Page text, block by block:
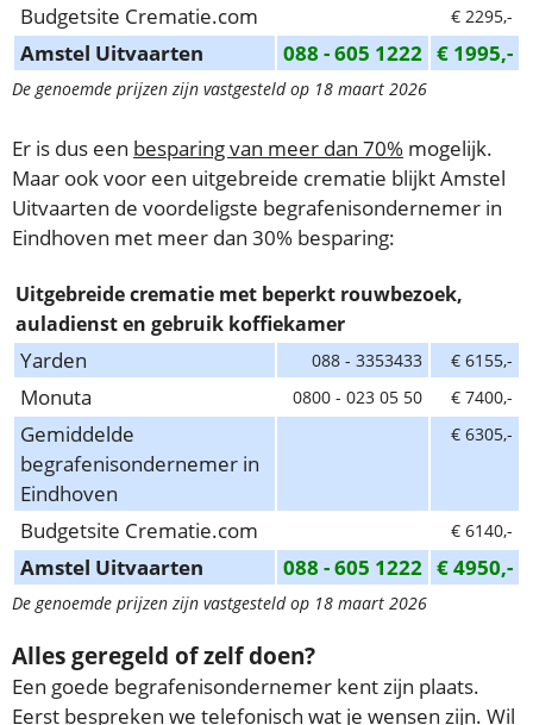
Budgetsite Crematie.com € 2295,-
Amstel Uitvaarten 088 - 605 1222 € 1995,-
De genoemde prijzen zijn vastgesteld op 18 maart 2026
Er is dus een besparing van meer dan 70% mogelijk.
Maar ook voor een uitgebreide crematie blijkt Amstel
Uitvaarten de voordeligste begrafenisondernemer in
Eindhoven met meer dan 30% besparing:
Uitgebreide crematie met beperkt rouwbezoek,
auladienst en gebruik koffiekamer
Yarden 088 - 3353433 € 6155,-
Monuta 0800 - 023 05 50 € 7400,-
Gemiddelde
begrafenisondernemer in
Eindhoven
€ 6305,-
Budgetsite Crematie.com € 6140,-
Amstel Uitvaarten 088 - 605 1222 € 4950,-
De genoemde prijzen zijn vastgesteld op 18 maart 2026
Alles geregeld of zelf doen?
Een goede begrafenisondernemer kent zijn plaats.
Eerst bespreken we telefonisch wat je wensen zijn. Wil